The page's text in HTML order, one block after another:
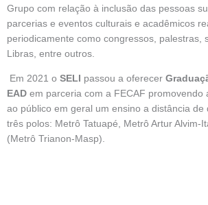
Grupo com relação à inclusão das pessoas
parcerias e eventos culturais e acadêmicos
periodicamente como congressos, palestras,
Libras, entre outros.
Em 2021 o SELI passou a oferecer
EAD em parceria com a FECAF promovendo
ao público em geral um ensino a distância de
três polos: Metrô Tatuapé, Metrô Artur Alvim-
(Metrô Trianon-Masp).